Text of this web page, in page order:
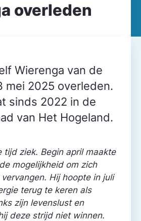
overleden
Wierenga van de
mei 2025 overleden.
sinds 2022 in de
van Het Hogeland.
tijd ziek. Begin april maakte
mogelijkheid om zich
Hij hoopte in juli
terug te keren als
zijn levenslust en
deze strijd niet winnen.